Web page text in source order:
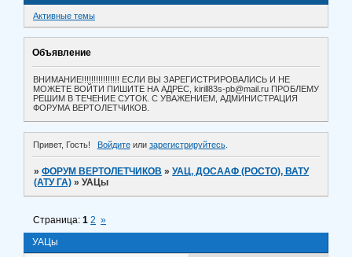
Активные темы
Объявление
ВНИМАНИЕ!!!!!!!!!!!!!!!! ЕСЛИ ВЫ ЗАРЕГИСТРИРОВАЛИСЬ И НЕ
МОЖЕТЕ ВОЙТИ ПИШИТЕ НА АДРЕС, kirill83s-pb@mail.ru ПРОБЛЕМУ
РЕШИМ В ТЕЧЕНИЕ СУТОК. С УВАЖЕНИЕМ, АДМИНИСТРАЦИЯ
ФОРУМА ВЕРТОЛЕТЧИКОВ.
Привет, Гость! Войдитеили зарегистрируйтесь.
»ФОРУМ ВЕРТОЛЕТЧИКОВ »УАЦ, ДОСААФ (РОСТО), ВАТУ
(АТУ ГА) »УАЦы
УАЦы
Страница:1 2 »